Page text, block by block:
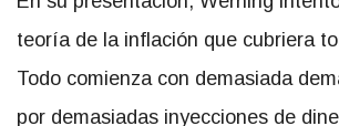
teoría de la inflación que cubriera
Todo comienza con demasiada
por demasiadas inyecciones de